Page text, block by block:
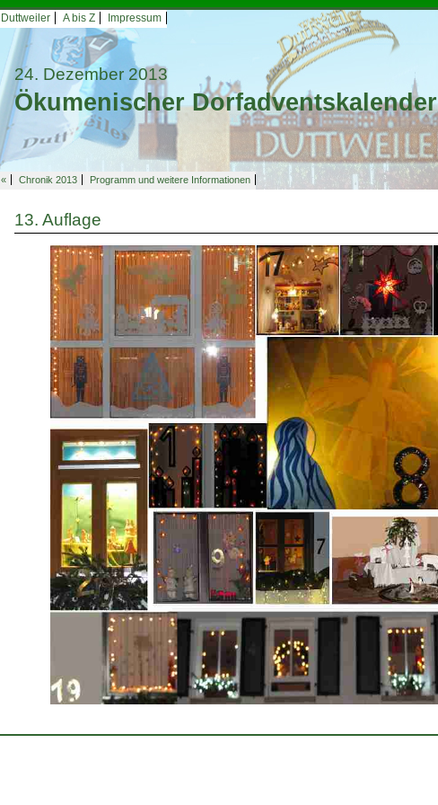
Duttweiler A bis Z Impressum
24. Dezember 2013
Ökumenischer Dorfadventskalender
« Chronik 2013 Programm und weitere Informationen
13. Auflage